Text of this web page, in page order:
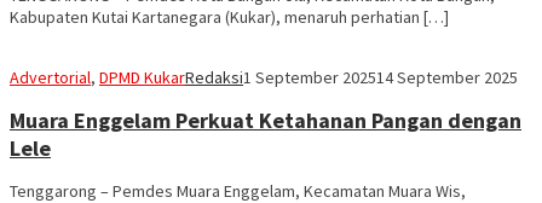
Kabupaten Kutai Kartanegara (Kukar), menaruh perhatian […]
Advertorial, DPMD KukarRedaksi1 September 202514 September 2025
Muara Enggelam Perkuat Ketahanan Pangan dengan
Lele
Tenggarong – Pemdes Muara Enggelam, Kecamatan Muara Wis,